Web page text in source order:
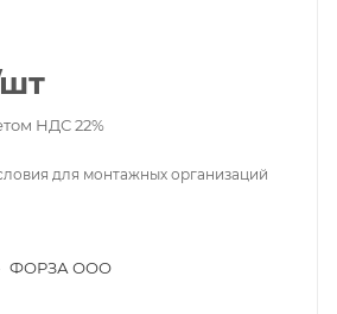
НДС 22%
для монтажных организаций
ФОРЗА ООО